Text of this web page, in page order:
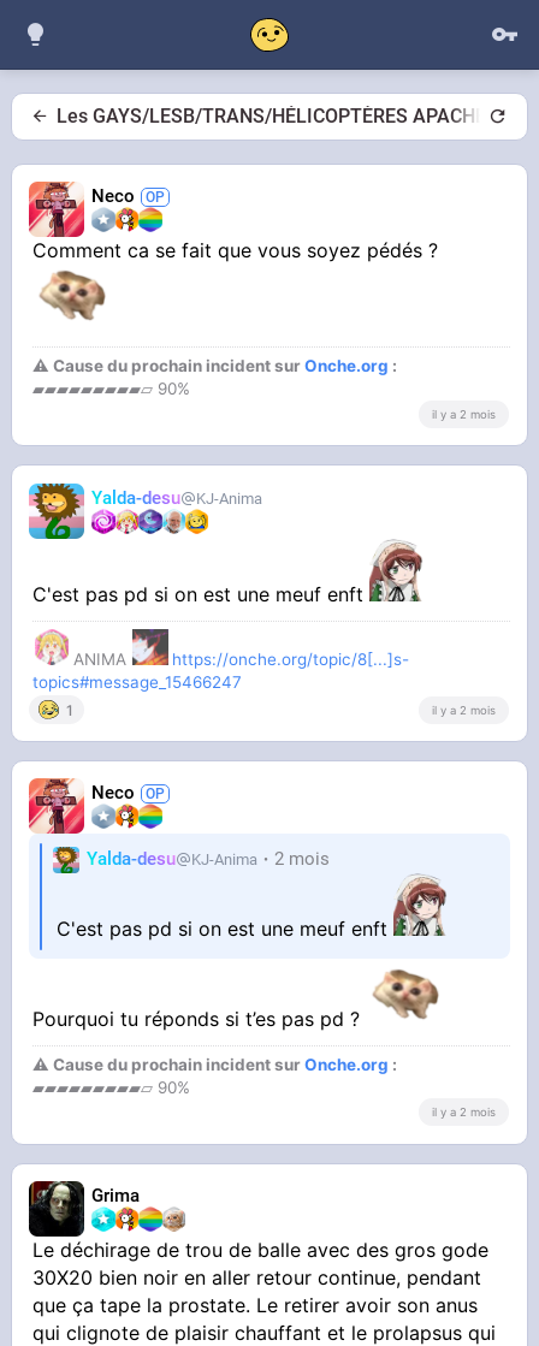
Les GAYS/LESB/TRANS/HÉLICOPTÈRES APACHE j’ai
Neco
Comment ca se fait que vous soyez pédés ?
⚠ Cause du prochain incident surOnche.org :
▰▰▰▰▰▰▰▰▰▱ 90%
il y a 2 mois
Yalda-desu KJ-Anima
C'est pas pd si on est une meuf enft
ANIMA
https://onche.org/topic/8[...]s-
topics#message_15466247
1 il y a 2 mois
Neco
Yalda-desu KJ-Anima 2 mois
C'est pas pd si on est une meuf enft
Pourquoi tu réponds si t’es pas pd ?
⚠ Cause du prochain incident surOnche.org :
▰▰▰▰▰▰▰▰▰▱ 90%
il y a 2 mois
Grima
Le déchirage de trou de balle avec des gros gode
30X20 bien noir en aller retour continue, pendant
que ça tape la prostate. Le retirer avoir son anus
qui clignote de plaisir chauffant et le prolapsus qui